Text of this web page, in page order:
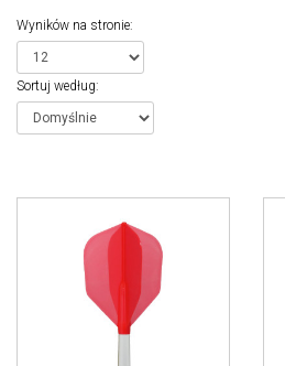
Wyników na stronie:
Sortuj według: